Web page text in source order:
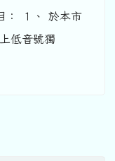
： １、 於本市
低音號獨